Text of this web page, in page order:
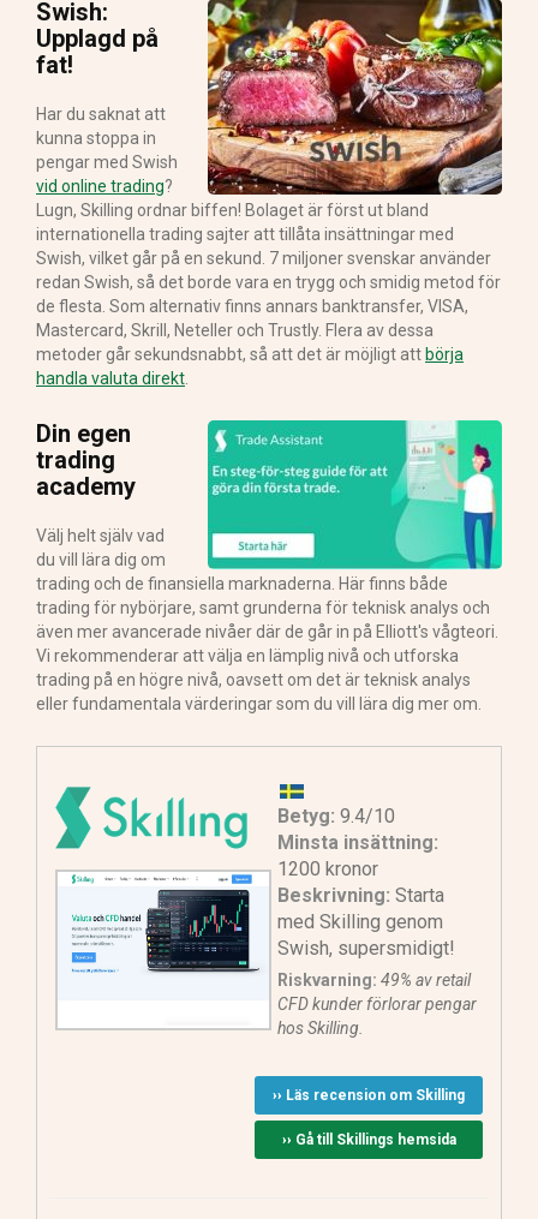
Swish:
Upplagd på
fat!
Har du saknat att
kunna stoppa in
pengar med Swish
vid online trading?
Lugn, Skilling ordnar biffen! Bolaget är först ut bland
internationella trading sajter att tillåta insättningar med
Swish, vilket går på en sekund. 7 miljoner svenskar använder
redan Swish, så det borde vara en trygg och smidig metod för
de flesta. Som alternativ finns annars banktransfer, VISA,
Mastercard, Skrill, Neteller och Trustly. Flera av dessa
metoder går sekundsnabbt, så att det är möjligt att börja
handla valuta direkt
Din egen
trading
academy
Välj helt själv vad
du vill lära dig om
trading och de finansiella marknaderna. Här finns både
trading för nybörjare, samt grunderna för teknisk analys och
även mer avancerade nivåer där de går in på Elliott's vågteori.
Vi rekommenderar att välja en lämplig nivå och utforska
trading på en högre nivå, oavsett om det är teknisk analys
eller fundamentala värderingar som du vill lära dig mer om.
Betyg: 9.4/10
Minsta insättning:
1200 kronor
Beskrivning: Starta
med Skilling genom
Swish, supersmidigt!
Riskvarning: 49% av retail
CFD kunder förlorar pengar
hos Skilling.
›› Läs recension om Skilling
›› Gå till Skillings hemsida